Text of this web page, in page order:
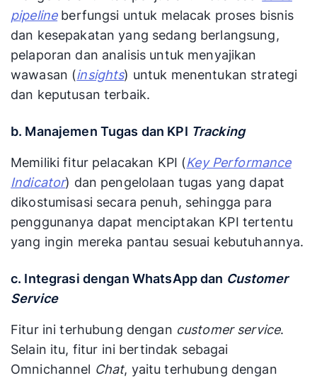
pipelineberfungsi untuk melacak proses bisnis
dan kesepakatan yang sedang berlangsung,
pelaporan dan analisis untuk menyajikan
wawasan (insights) untuk menentukan strategi
dan keputusan terbaik.
b. Manajemen Tugas dan KPI Tracking
Memiliki fitur pelacakan KPI (Key Performance
Indicator) dan pengelolaan tugas yang dapat
dikostumisasi secara penuh, sehingga para
penggunanya dapat menciptakan KPI tertentu
yang ingin mereka pantau sesuai kebutuhannya.
c. Integrasi dengan WhatsApp dan Customer
Service
Fitur ini terhubung dengan customer service.
Selain itu, fitur ini bertindak sebagai
Omnichannel Chat, yaitu terhubung dengan